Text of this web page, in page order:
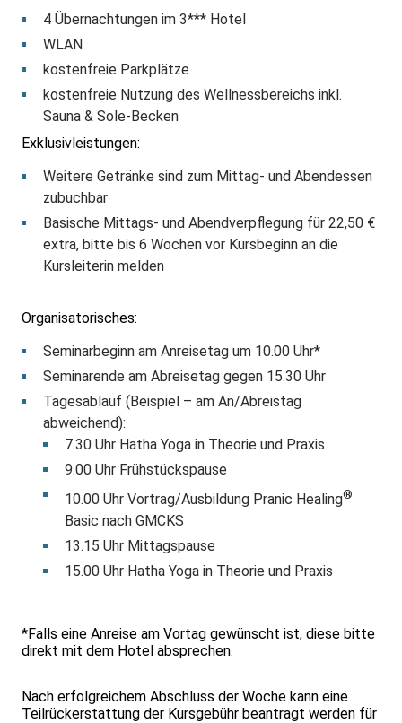
4 Übernachtungen im 3*** Hotel
WLAN
kostenfreie Parkplätze
kostenfreie Nutzung des Wellnessbereichs inkl.
Sauna & Sole-Becken
Exklusivleistungen:
Weitere Getränke sind zum Mittag- und Abendessen
zubuchbar
Basische Mittags- und Abendverpflegung für 22,50 €
extra, bitte bis 6 Wochen vor Kursbeginn an die
Kursleiterin melden
Organisatorisches:
Seminarbeginn am Anreisetag um 10.00 Uhr*
Seminarende am Abreisetag gegen 15.30 Uhr
Tagesablauf (Beispiel – am An/Abreistag
abweichend):
7.30 Uhr Hatha Yoga in Theorie und Praxis
9.00 Uhr Frühstückspause
10.00 Uhr Vortrag/Ausbildung Pranic Healing®
Basic nach GMCKS
13.15 Uhr Mittagspause
15.00 Uhr Hatha Yoga in Theorie und Praxis
*Falls eine Anreise am Vortag gewünscht ist, diese bitte
direkt mit dem Hotel absprechen.
Nach erfolgreichem Abschluss der Woche kann eine
Teilrückerstattung der Kursgebühr beantragt werden für